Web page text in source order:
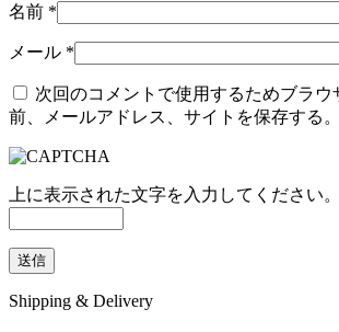
名前 *
メール *
次回のコメントで使用するためブラウ
前、メールアドレス、サイトを保存する。
上に表示された文字を入力してください。
Shipping & Delivery